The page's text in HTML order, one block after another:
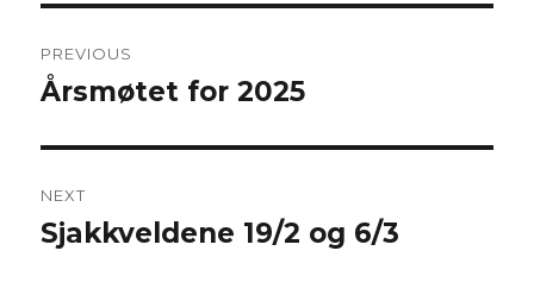
navigation
PREVIOUS
Previous
Årsmøtet for 2025
NEXT
Next
Sjakkveldene 19/2 og 6/3